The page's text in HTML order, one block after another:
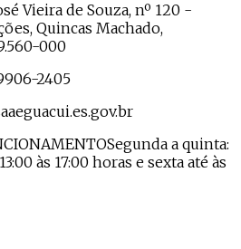
Vieira de Souza, nº 120 -
Quincas Machado,
000
2405
Segunda a quinta:
às 17:00 horas e sexta até às